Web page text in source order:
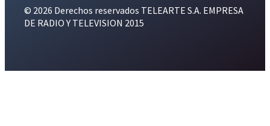
© 2026 Derechos reservados TELEARTE S.A. EMPRESA
DE RADIO Y TELEVISION 2015